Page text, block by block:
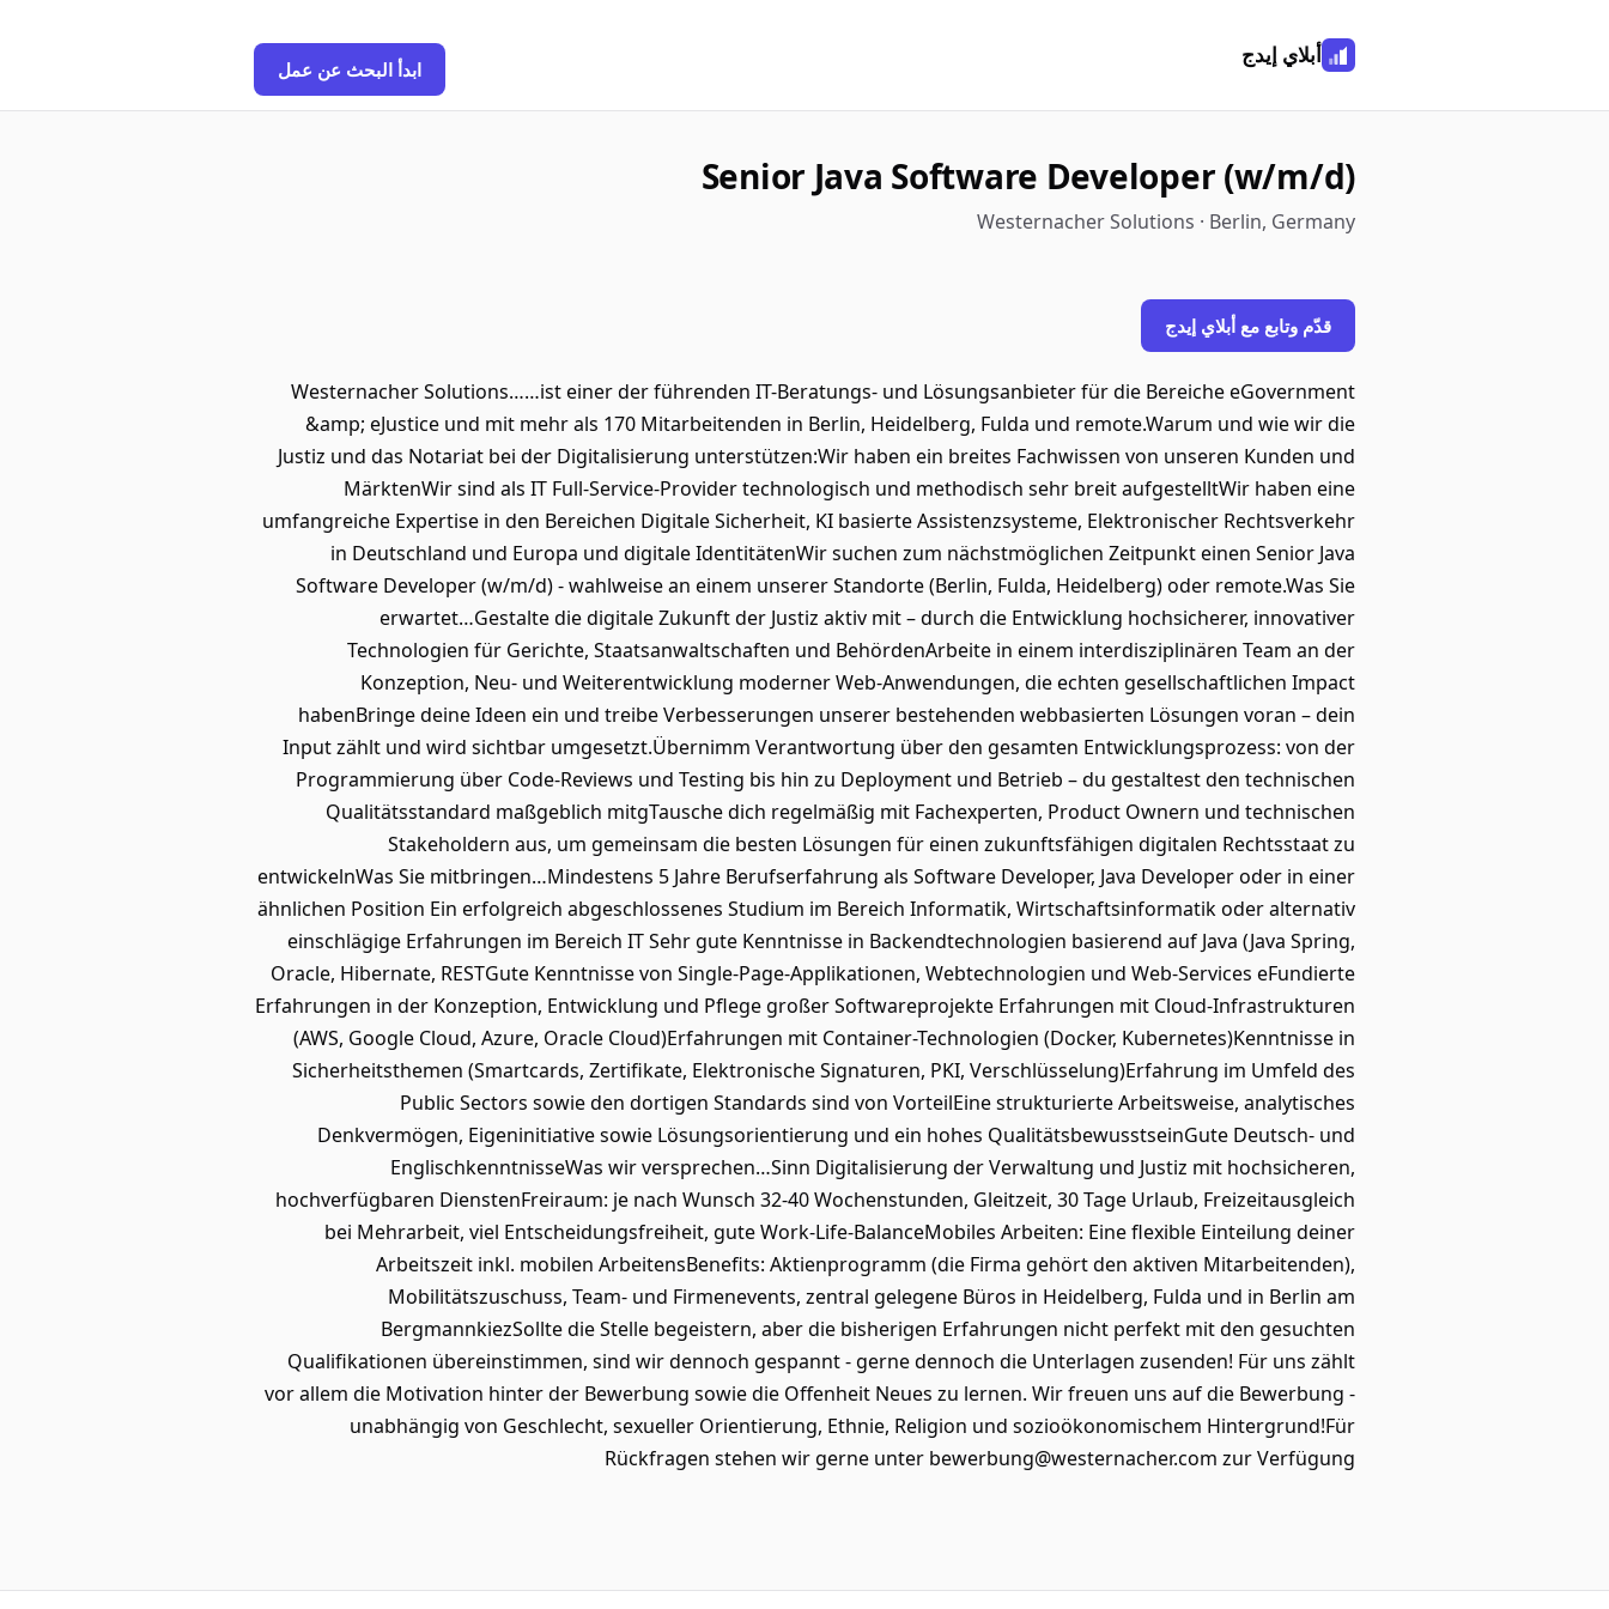
أبلاي إيدج
ابدأ البحث عن عمل
Senior Java Software Developer (w/m/d)
Westernacher Solutions · Berlin, Germany
قدّم وتابع مع أبلاي إيدج
Westernacher Solutions……ist einer der führenden IT-Beratungs- und Lösungsanbieter für die Bereiche eGovernment
&amp; eJustice und mit mehr als 170 Mitarbeitenden in Berlin, Heidelberg, Fulda und remote.Warum und wie wir die
Justiz und das Notariat bei der Digitalisierung unterstützen:Wir haben ein breites Fachwissen von unseren Kunden und
MärktenWir sind als IT Full-Service-Provider technologisch und methodisch sehr breit aufgestelltWir haben eine
umfangreiche Expertise in den Bereichen Digitale Sicherheit, KI basierte Assistenzsysteme, Elektronischer Rechtsverkehr
in Deutschland und Europa und digitale IdentitätenWir suchen zum nächstmöglichen Zeitpunkt einen Senior Java
Software Developer (w/m/d) - wahlweise an einem unserer Standorte (Berlin, Fulda, Heidelberg) oder remote.Was Sie
erwartet…Gestalte die digitale Zukunft der Justiz aktiv mit – durch die Entwicklung hochsicherer, innovativer
Technologien für Gerichte, Staatsanwaltschaften und BehördenArbeite in einem interdisziplinären Team an der
Konzeption, Neu- und Weiterentwicklung moderner Web‑Anwendungen, die echten gesellschaftlichen Impact
habenBringe deine Ideen ein und treibe Verbesserungen unserer bestehenden webbasierten Lösungen voran – dein
Input zählt und wird sichtbar umgesetzt.Übernimm Verantwortung über den gesamten Entwicklungsprozess: von der
Programmierung über Code‑Reviews und Testing bis hin zu Deployment und Betrieb – du gestaltest den technischen
Qualitätsstandard maßgeblich mitgTausche dich regelmäßig mit Fachexperten, Product Ownern und technischen
Stakeholdern aus, um gemeinsam die besten Lösungen für einen zukunftsfähigen digitalen Rechtsstaat zu
entwickelnWas Sie mitbringen…Mindestens 5 Jahre Berufserfahrung als Software Developer, Java Developer oder in einer
ähnlichen Position Ein erfolgreich abgeschlossenes Studium im Bereich Informatik, Wirtschaftsinformatik oder alternativ
einschlägige Erfahrungen im Bereich IT Sehr gute Kenntnisse in Backendtechnologien basierend auf Java (Java Spring,
Oracle, Hibernate, RESTGute Kenntnisse von Single-Page-Applikationen, Webtechnologien und Web-Services eFundierte
Erfahrungen in der Konzeption, Entwicklung und Pflege großer Softwareprojekte Erfahrungen mit Cloud-Infrastrukturen
(AWS, Google Cloud, Azure, Oracle Cloud)Erfahrungen mit Container-Technologien (Docker, Kubernetes)Kenntnisse in
Sicherheitsthemen (Smartcards, Zertifikate, Elektronische Signaturen, PKI, Verschlüsselung)Erfahrung im Umfeld des
Public Sectors sowie den dortigen Standards sind von VorteilEine strukturierte Arbeitsweise, analytisches
Denkvermögen, Eigeninitiative sowie Lösungsorientierung und ein hohes QualitätsbewusstseinGute Deutsch- und
EnglischkenntnisseWas wir versprechen…Sinn Digitalisierung der Verwaltung und Justiz mit hochsicheren,
hochverfügbaren DienstenFreiraum: je nach Wunsch 32-40 Wochenstunden, Gleitzeit, 30 Tage Urlaub, Freizeitausgleich
bei Mehrarbeit, viel Entscheidungsfreiheit, gute Work-Life-BalanceMobiles Arbeiten: Eine flexible Einteilung deiner
Arbeitszeit inkl. mobilen ArbeitensBenefits: Aktienprogramm (die Firma gehört den aktiven Mitarbeitenden),
Mobilitätszuschuss, Team- und Firmenevents, zentral gelegene Büros in Heidelberg, Fulda und in Berlin am
BergmannkiezSollte die Stelle begeistern, aber die bisherigen Erfahrungen nicht perfekt mit den gesuchten
Qualifikationen übereinstimmen, sind wir dennoch gespannt - gerne dennoch die Unterlagen zusenden! Für uns zählt
vor allem die Motivation hinter der Bewerbung sowie die Offenheit Neues zu lernen. Wir freuen uns auf die Bewerbung -
unabhängig von Geschlecht, sexueller Orientierung, Ethnie, Religion und sozioökonomischem Hintergrund!Für
Rückfragen stehen wir gerne unter bewerbung@westernacher.com zur Verfügung